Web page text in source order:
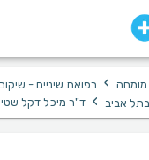
מומחה › רפואת שיניים -
אביב › ד"ר מיכל דקל